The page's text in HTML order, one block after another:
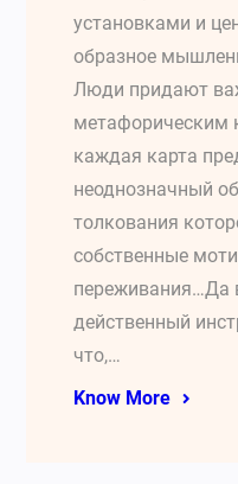
установками и
образное
Люди придают
метафорическим
каждая карта
неоднозначный
толкования
собственные
переживания…Да
действенный
что,…
Know More